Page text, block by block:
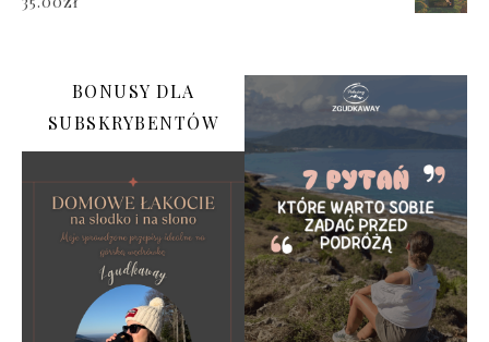
BONUSY DLA
SUBSKRYBENTÓW